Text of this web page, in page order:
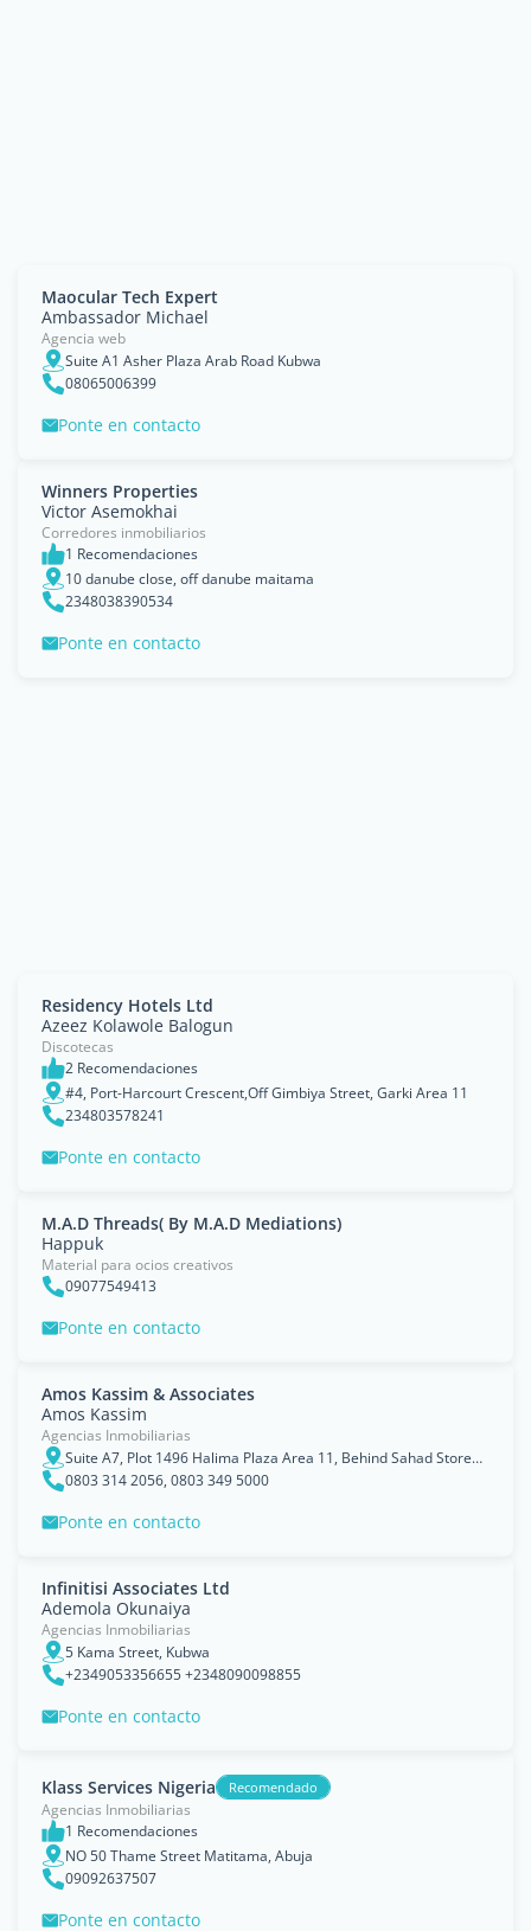
Maocular Tech Expert
Ambassador Michael
Agencia web
Suite A1 Asher Plaza Arab Road Kubwa
08065006399
Ponte en contacto
Winners Properties
Victor Asemokhai
Corredores inmobiliarios
1 Recomendaciones
10 danube close, off danube maitama
2348038390534
Ponte en contacto
Residency Hotels Ltd
Azeez Kolawole Balogun
Discotecas
2 Recomendaciones
#4, Port-Harcourt Crescent,Off Gimbiya Street, Garki Area 11
234803578241
Ponte en contacto
M.A.D Threads( By M.A.D Mediations)
Happuk
Material para ocios creativos
09077549413
Ponte en contacto
Amos Kassim & Associates
Amos Kassim
Agencias Inmobiliarias
Suite A7, Plot 1496 Halima Plaza Area 11, Behind Sahad Stores, Balanga Street Garki, Abuja
0803 314 2056, 0803 349 5000
Ponte en contacto
Infinitisi Associates Ltd
Ademola Okunaiya
Agencias Inmobiliarias
5 Kama Street, Kubwa
+2349053356655 +2348090098855
Ponte en contacto
Klass Services Nigeria Recomendado
Agencias Inmobiliarias
1 Recomendaciones
NO 50 Thame Street Matitama, Abuja
09092637507
Ponte en contacto